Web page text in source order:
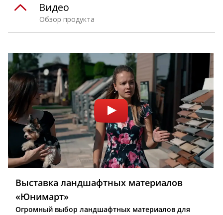
Обзор продукта
Видео
Выставка ландшафтных материалов
«Юнимарт»
Огромный выбор ландшафтных материалов для